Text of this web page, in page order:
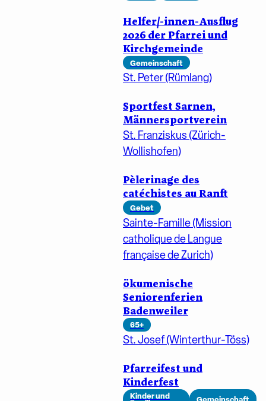
Helfer/-innen-Ausflug
2026 der Pfarrei und
Kirchgemeinde
Gemeinschaft
St. Peter (Rümlang)
Sportfest Sarnen,
Männersportverein
St. Franziskus (Zürich-
Wollishofen)
Pèlerinage des
catéchistes au Ranft
Gebet
Sainte-Famille (Mission
catholique de Langue
française de Zurich)
ökumenische
Seniorenferien
Badenweiler
65+
St. Josef (Winterthur-Töss)
Pfarreifest und
Kinderfest
Kinder und